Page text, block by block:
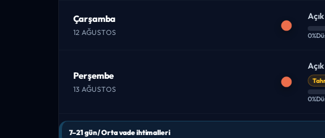
Çarşamba
12 AĞUSTOS
Açık
0%
Perşembe
13 AĞUSTOS
Açık
0%
7–21 gün / Orta vade ihtimalleri